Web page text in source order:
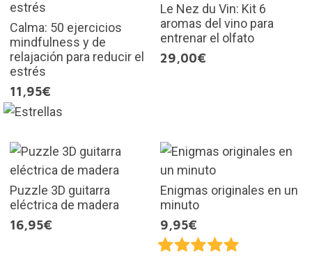
Calma: 50 ejercicios
mindfulness y de
relajación para reducir el
estrés
11,95€
Le Nez du Vin: Kit 6
aromas del vino para
entrenar el olfato
29,00€
Puzzle 3D guitarra
eléctrica de madera
16,95€
Enigmas originales en un
minuto
9,95€